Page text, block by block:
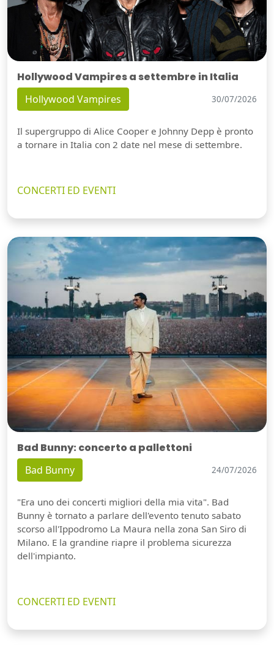
Hollywood Vampires a settembre in Italia
Hollywood Vampires 30/07/2026
Il supergruppo di Alice Cooper e Johnny Depp è pronto
a tornare in Italia con 2 date nel mese di settembre.
CONCERTI ED EVENTI
Bad Bunny: concerto a pallettoni
Bad Bunny 24/07/2026
"Era uno dei concerti migliori della mia vita". Bad
Bunny è tornato a parlare dell'evento tenuto sabato
scorso all'Ippodromo La Maura nella zona San Siro di
Milano. E la grandine riapre il problema sicurezza
dell'impianto.
CONCERTI ED EVENTI